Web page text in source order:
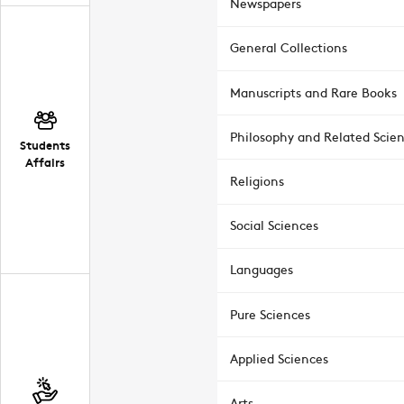
Students
Affairs
General Collections
Manuscripts and Rare Books
Philosophy and Related
Religions
Social Sciences
Languages
Pure Sciences
Applied Sciences